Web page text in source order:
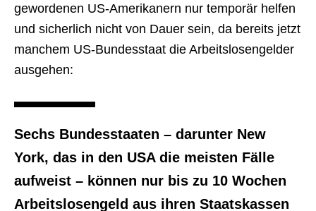
gewordenen US-Amerikanern nur temporär helfen
und sicherlich nicht von Dauer sein, da bereits jetzt
manchem US-Bundesstaat die Arbeitslosengelder
ausgehen:
Sechs Bundesstaaten – darunter New
York, das in den USA die meisten Fälle
aufweist – können nur bis zu 10 Wochen
Arbeitslosengeld aus ihren Staatskassen